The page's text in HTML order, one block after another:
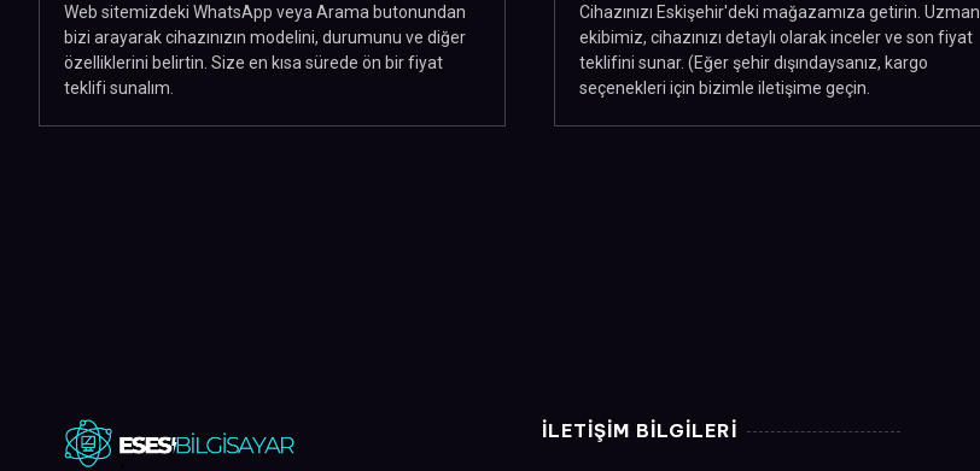
Web sitemizdeki WhatsApp veya Arama butonundan
bizi arayarak cihazınızın modelini, durumunu ve diğer
özelliklerini belirtin. Size en kısa sürede ön bir fiyat
teklifi sunalım.
Cihazınızı Eskişehir'deki mağazamıza getirin. Uzman
ekibimiz, cihazınızı detaylı olarak inceler ve son fiyat
teklifini sunar. (Eğer şehir dışındaysanız, kargo
seçenekleri için bizimle iletişime geçin.
ILETİŞİM BİLGİLERİ